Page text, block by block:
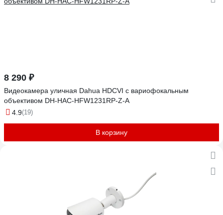
8 290 ₽
Видеокамера уличная Dahua HDCVI с вариофокальным
объективом DH-HAC-HFW1231RP-Z-A
4.9(19)
В корзину